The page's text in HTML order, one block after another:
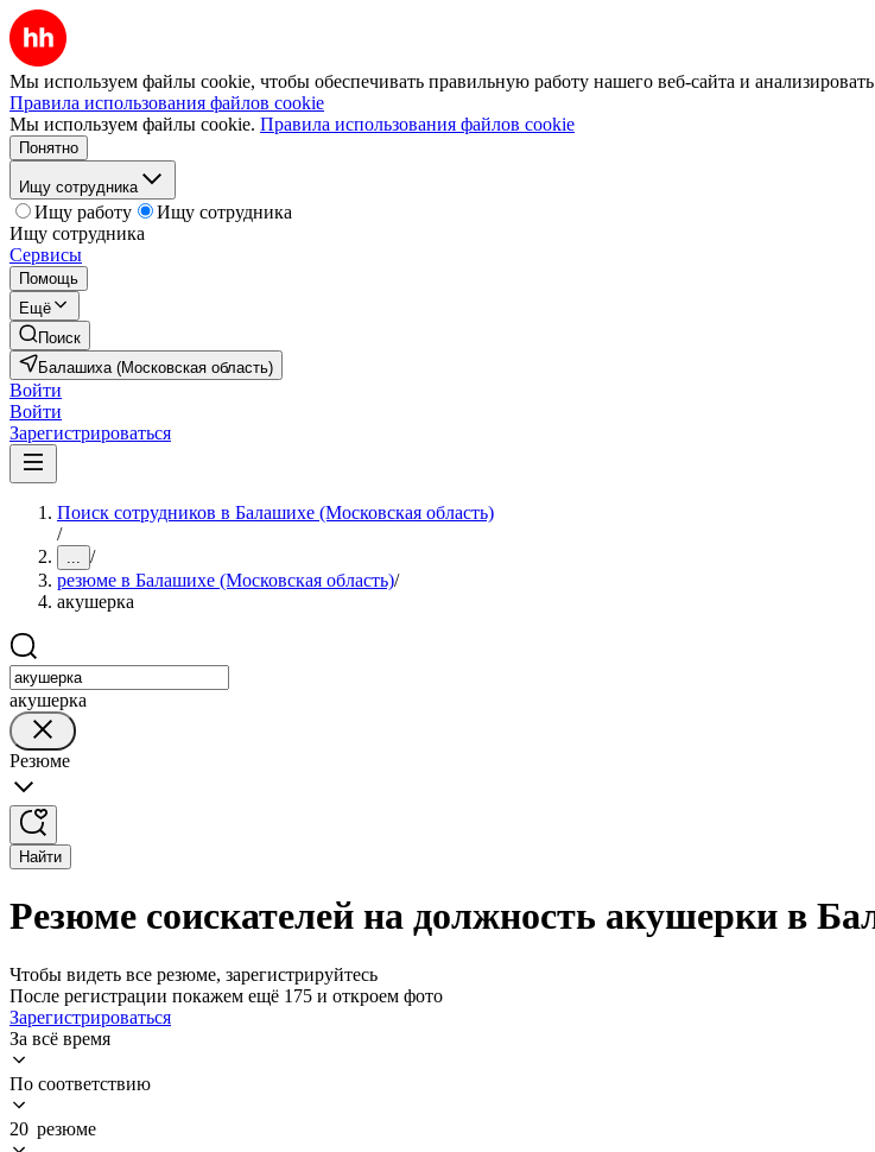
Мы используем файлы cookie, чтобы обеспечивать правильную работу нашего веб-сайта и
Правила использования файлов cookie
Мы используем файлы cookie. Правила использования файлов cookie
Понятно
Ищу сотрудника
Ищу работу
Ищу сотрудника
Ищу сотрудника
Сервисы
Помощь
Ещё
Поиск
Балашиха (Московская область)
Войти
Войти
Зарегистрироваться
Поиск сотрудников в Балашихе (Московская область)
/
... /
резюме в Балашихе (Московская область)/
акушерка
акушерка
Резюме
Найти
Резюме соискателей на должность акушерки в
Чтобы видеть все резюме, зарегистрируйтесь
После регистрации покажем ещё 175 и откроем фото
Зарегистрироваться
За всё время
По соответствию
20 резюме